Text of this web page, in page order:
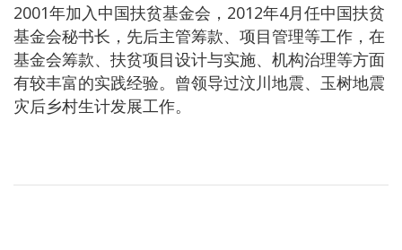
2001年加入中国扶贫基金会，2012年4月任中国扶贫
基金会秘书长，先后主管筹款、项目管理等工作，在
基金会筹款、扶贫项目设计与实施、机构治理等方面
有较丰富的实践经验。曾领导过汶川地震、玉树地震
灾后乡村生计发展工作。